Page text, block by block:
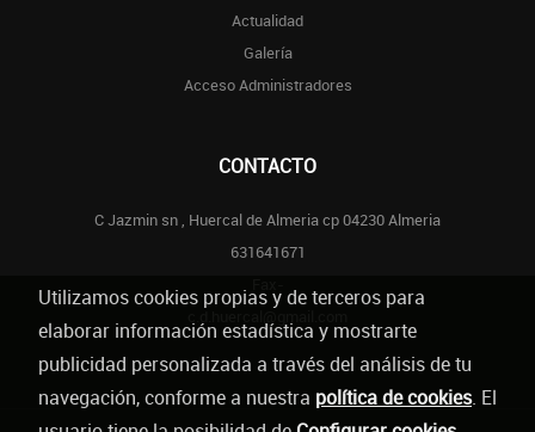
Actualidad
Galería
Acceso Administradores
CONTACTO
C Jazmin sn , Huercal de Almeria cp 04230 Almeria
631641671
Utilizamos cookies propias y de terceros para
elaborar información estadística y mostrarte
publicidad personalizada a través del análisis de tu
navegación, conforme a nuestra política de cookies. El